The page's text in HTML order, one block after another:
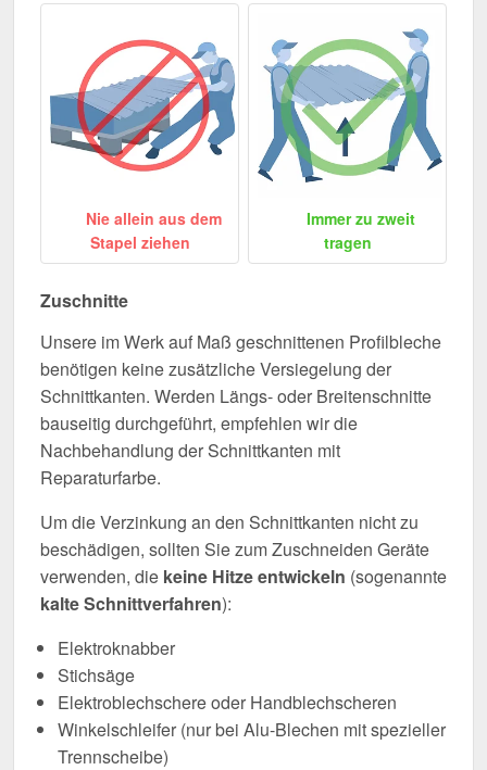
Nie allein aus dem
Stapel ziehen
Immer zu zweit
tragen
Zuschnitte
Unsere im Werk auf Maß geschnittenen Profilbleche
benötigen keine zusätzliche Versiegelung der
Schnittkanten. Werden Längs- oder Breitenschnitte
bauseitig durchgeführt, empfehlen wir die
Nachbehandlung der Schnittkanten mit
Reparaturfarbe.
Um die Verzinkung an den Schnittkanten nicht zu
beschädigen, sollten Sie zum Zuschneiden Geräte
verwenden, die keine Hitze entwickeln (sogenannte
kalte Schnittverfahren):
Elektroknabber
Stichsäge
Elektroblechschere oder Handblechscheren
Winkelschleifer (nur bei Alu-Blechen mit spezieller
Trennscheibe)